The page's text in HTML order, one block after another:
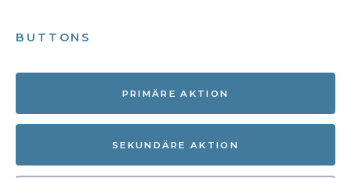
BUTTONS
PRIMÄRE AKTION
SEKUNDÄRE AKTION